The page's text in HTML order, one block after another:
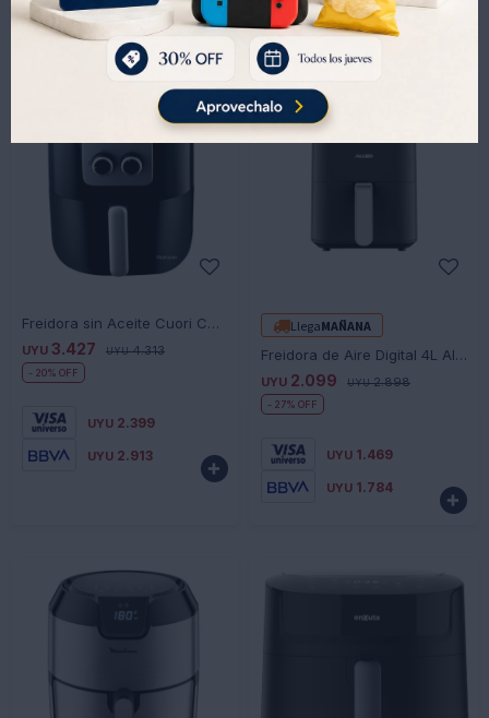
Freidora sin Aceite Cuori CUO-3927 6 Litros
UYU 3.427 UYU 4.313
20
UYU 2.399
UYU 2.913

LlegaMAÑANA
Freidora de Aire Digital 4L Allied 1200W - NEGRO-GRIS
UYU 2.099 UYU 2.898
27
UYU 1.469
UYU 1.784
